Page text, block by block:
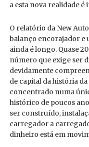
a esta nova realidade
O relatório da New
balanço encorajador e
ainda é longo. Quase
número que exige ser
devidamente
de capital da história
concentrado numa
histórico de poucos
ser construído,
carregador a
dinheiro está em